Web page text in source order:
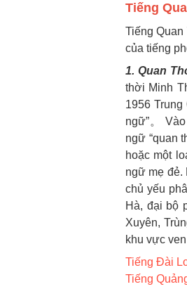
Tiếng
Tiếng
của tiếng
1. Quan
thời Minh
1956
ngữ”。
ngữ “quan
hoặc một
ngữ mẹ đẻ.
chủ yếu
Hà, đại bộ
Xuyên,
khu vực
Tiếng Đài
Tiếng